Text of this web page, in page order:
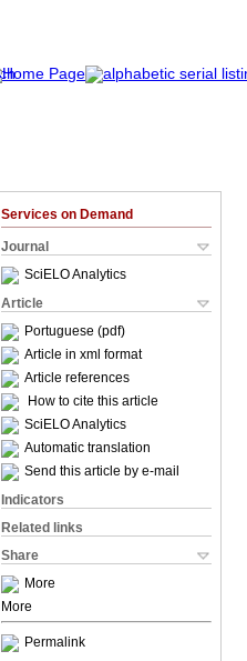
Services on Demand
Journal
SciELO Analytics
Article
Portuguese (pdf)
Article in xml format
Article references
How to cite this article
SciELO Analytics
Automatic translation
Send this article by e-mail
Indicators
Related links
Share
More
More
Permalink